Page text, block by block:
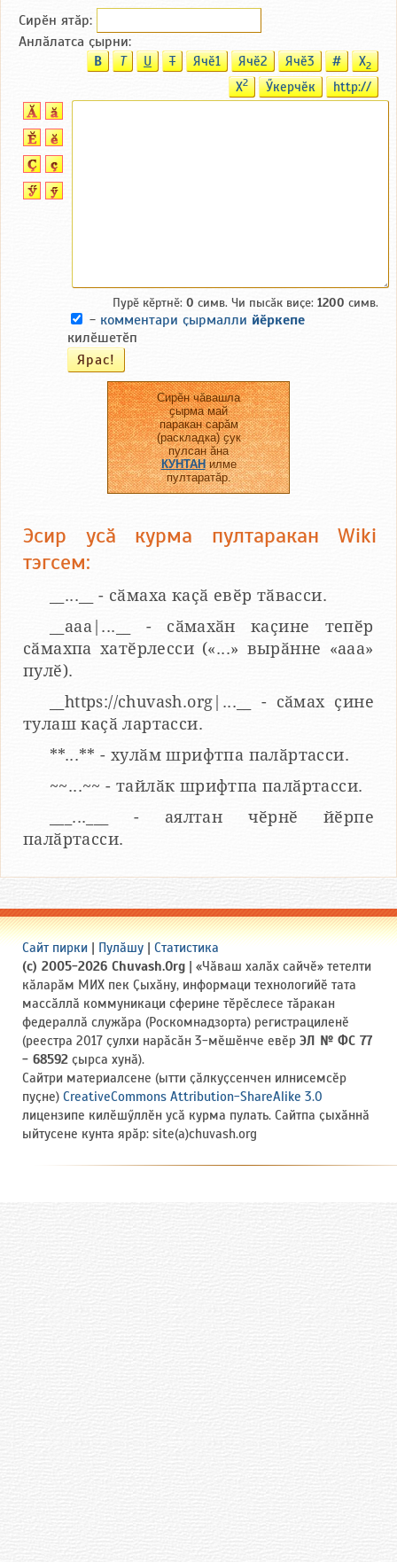
Сирӗн ятӑp:
Анлӑлатса ҫырни:
B T U T Ячӗ1 Ячӗ2 Ячӗ3 # X2
X2 Ӳкерчӗк http://
Пурӗ кӗртнӗ: 0 симв. Чи пысӑк виҫе: 1200 симв.
- комментари ҫырмалли йӗркепе
килӗшетӗп
Сирӗн чӑвашла
ҫырма май
паракан сарӑм
(раскладка) ҫук
пулсан ӑна
КУНТАНилме
пултаратӑр.
Эсир усӑ курма пултаракан Wiki
тэгсем:
__...__ - сӑмаха каҫӑ евӗр тӑвасси.
__aaa|...__ - сӑмахӑн каҫине тепӗр
сӑмахпа хатӗрлесси («...» вырӑнне «ааа»
пулӗ).
__https://chuvash.org|...__ - сӑмах ҫине
тулаш каҫӑ лартасси.
**...** - хулӑм шрифтпа палӑртасси.
~~...~~ - тайлӑк шрифтпа палӑртасси.
___...___ - аялтан чӗрнӗ йӗрпе
палӑртасси.
Сайт пирки Пулӑшу
Статистика
(c) 2005-2026 Chuvash.Org | «Чӑваш халӑх сайчӗ» тетелти
кӑларӑм МИХ пек Ҫыхӑну, информаци технологийӗ тата
массӑллӑ коммуникаци сферине тӗрӗслесе тӑракан
федераллӑ служӑра (Роскомнадзорта) регистрациленӗ
(реестра 2017 ҫулхи нарӑсӑн 3-мӗшӗнче евӗр ЭЛ № ФС 77
- 68592 ҫырса хунӑ).
Сайтри материалсене (ытти ҫӑлкуҫсенчен илнисемсӗр
пуҫне) CreativeCommons Attribution-ShareAlike 3.0
лицензипе килӗшӳллӗн усӑ курма пулать. Сайтпа ҫыхӑннӑ
ыйтусене кунта ярӑр: site(a)chuvash.org